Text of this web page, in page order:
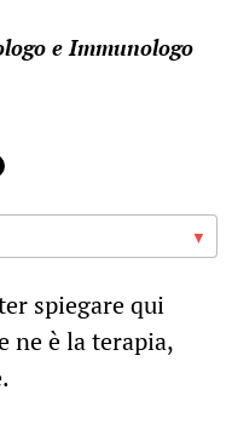
e Immunologo
spiegare qui
ne è la terapia,